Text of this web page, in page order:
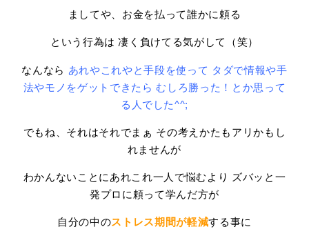
ましてや、お金を払って誰かに頼る
という行為は 凄く負けてる気がして（笑）
なんなら あれやこれやと手段を使って タダで情報や手
法やモノをゲットできたら むしろ勝った！とか思って
る人でした^^;
でもね、それはそれでまぁ その考えかたもアリかもし
れませんが
わかんないことにあれこれ一人で悩むより ズバッと一
発プロに頼って学んだ方が
自分の中のストレス期間が軽減する事に